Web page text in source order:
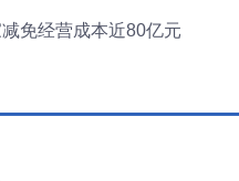
免经营成本近80亿元